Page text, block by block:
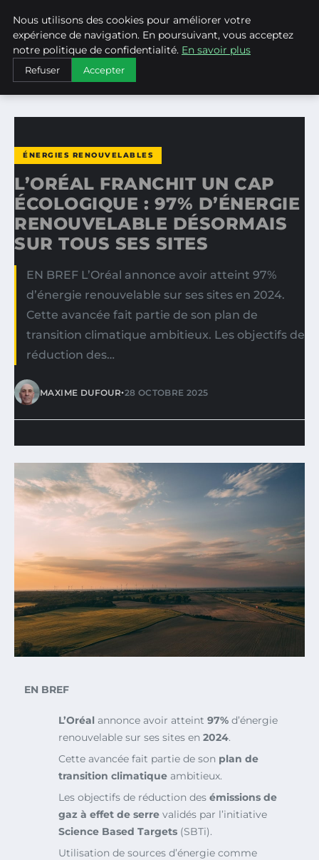
WEARECLIMATECONTROL
ACCUEIL
ÉNERGIES RENOUVELABLES
L’ORÉAL FRANCHIT UN CAP ÉCOLOGIQUE : 97% D’ÉNERGIE…
ÉNERGIES RENOUVELABLES
L’ORÉAL FRANCHIT UN CAP
ÉCOLOGIQUE : 97% D’ÉNERGIE
RENOUVELABLE DÉSORMAIS
SUR TOUS SES SITES
EN BREF L’Oréal annonce avoir atteint 97%
d’énergie renouvelable sur ses sites en 2024.
Cette avancée fait partie de son plan de
transition climatique ambitieux. Les objectifs de
réduction des…
MAXIME DUFOUR•28 OCTOBRE 2025
EN BREF
L’Oréal annonce avoir atteint 97% d’énergie
renouvelable sur ses sites en 2024.
Cette avancée fait partie de son plan de
transition climatique ambitieux.
Les objectifs de réduction des émissions de
gaz à effet de serre validés par l’initiative
Science Based Targets (SBTi).
Utilisation de sources d’énergie comme
Nous utilisons des cookies pour améliorer votre
expérience de navigation. En poursuivant, vous acceptez
notre politique de confidentialité. En savoir plus
Refuser Accepter